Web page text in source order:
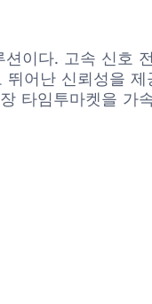
이다. 고속 신호
어난 신뢰성을 제
타임투마켓을 가